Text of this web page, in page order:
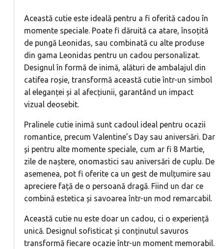
Această cutie este ideală pentru a fi oferită cadou în
momente speciale. Poate fi dăruită ca atare, însoțită
de pungă Leonidas, sau combinată cu alte produse
din gama Leonidas pentru un cadou personalizat.
Designul în formă de inimă, alături de ambalajul din
catifea roșie, transformă această cutie într-un simbol
al eleganței și al afecțiunii, garantând un impact
vizual deosebit.
Pralinele cutie inimă sunt cadoul ideal pentru ocazii
romantice, precum Valentine’s Day sau aniversări. Dar
și pentru alte momente speciale, cum ar fi 8 Martie,
zile de naștere, onomastici sau aniversări de cuplu. De
asemenea, pot fi oferite ca un gest de mulțumire sau
apreciere față de o persoană dragă. Fiind un dar ce
combină estetica și savoarea într-un mod remarcabil.
Această cutie nu este doar un cadou, ci o experiență
unică. Designul sofisticat și conținutul savuros
transformă fiecare ocazie într-un moment memorabil.